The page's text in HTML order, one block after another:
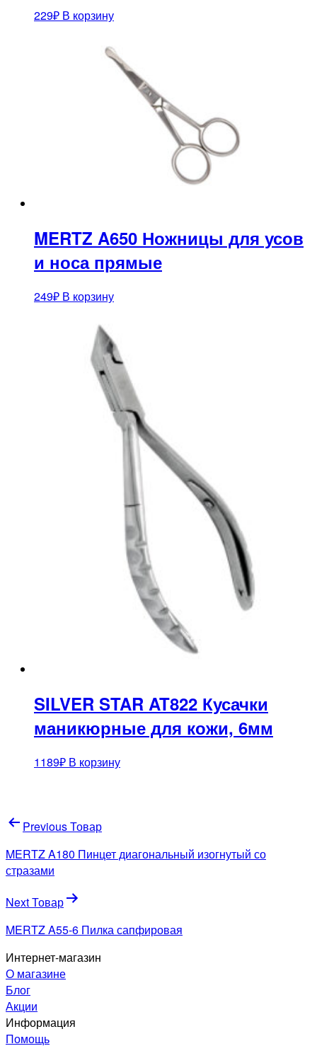
229₽ В корзину
MERTZ A650 Ножницы для усов
и носа прямые
249₽ В корзину
SILVER STAR AT822 Кусачки
маникюрные для кожи, 6мм
1189₽ В корзину
Навигация
по
записям
Previous Товар
MERTZ A180 Пинцет диагональный изогнутый со
стразами
Next Товар
MERTZ A55-6 Пилка сапфировая
Интернет-магазин
О магазине
Блог
Акции
Информация
Помощь